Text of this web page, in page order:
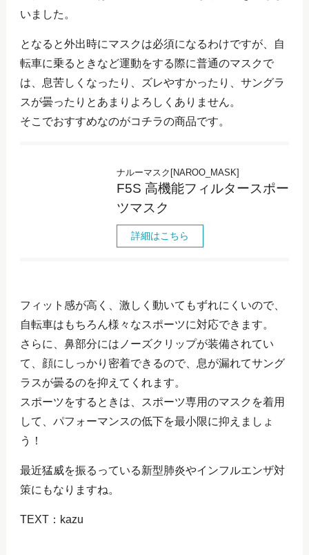
いました。
となると外出時にマスクは必須になるわけですが、自
転車に乗るときなど運動をする際に普通のマスクで
は、息苦しくなったり、ズレやすかったり、サングラ
スが曇ったりとあまりよろしくありません。
そこでおすすめなのがコチラの商品です。
ナルーマスク[NAROO_MASK]
F5S 高機能フィルタースポー
ツマスク
詳細はこちら
フィット感が高く、激しく動いてもずれにくいので、
自転車はもちろん様々なスポーツに対応できます。
さらに、鼻部分にはノーズクリップが装備されてい
て、顔にしっかり密着できるので、息が漏れてサング
ラスが曇るのを抑えてくれます。
スポーツをするときは、スポーツ専用のマスクを着用
して、パフォーマンスの低下を最小限に抑えましょ
う！
最近猛威を振るっている新型肺炎やインフルエンザ対
策にもなりますね。
TEXT：kazu